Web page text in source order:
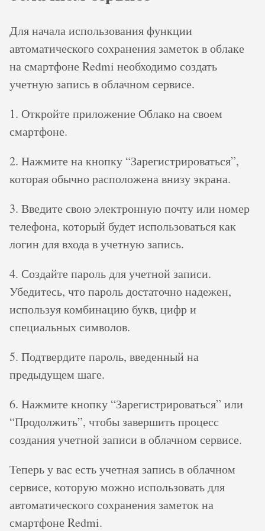
Для начала использования функции
автоматического сохранения заметок в облаке
на смартфоне Redmi необходимо создать
учетную запись в облачном сервисе.
1. Откройте приложение Облако на своем
смартфоне.
2. Нажмите на кнопку “Зарегистрироваться”,
которая обычно расположена внизу экрана.
3. Введите свою электронную почту или номер
телефона, который будет использоваться как
логин для входа в учетную запись.
4. Создайте пароль для учетной записи.
Убедитесь, что пароль достаточно надежен,
используя комбинацию букв, цифр и
специальных символов.
5. Подтвердите пароль, введенный на
предыдущем шаге.
6. Нажмите кнопку “Зарегистрироваться” или
“Продолжить”, чтобы завершить процесс
создания учетной записи в облачном сервисе.
Теперь у вас есть учетная запись в облачном
сервисе, которую можно использовать для
автоматического сохранения заметок на
смартфоне Redmi.